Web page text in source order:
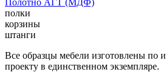
полки
корзины
штанги
Все образцы мебели изготовлены по
проекту в единственном экземпляре.